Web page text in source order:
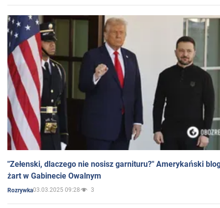
"Zełenski, dlaczego nie nosisz garnituru?" Amerykański
żart w Gabinecie Owalnym
Rozrywka03.03.2025 09:28 3